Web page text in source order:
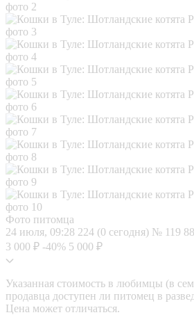
Фото питомца
24 июля, 09:28 224 (0 сегодня) № 119
3 000 ₽ -40% 5 000 ₽
Указанная стоимость в любимцы (в
продавца доступен ли питомец в
Цена может отличаться.